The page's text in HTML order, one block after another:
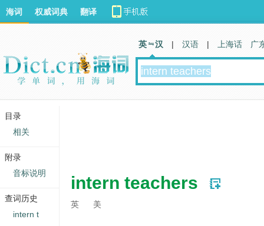
intern teachers
英 美
海词 权威词典 翻译
英 汉 | 汉语 | 上海话 广
目录
相关
附录
音标说明
查词历史
intern t